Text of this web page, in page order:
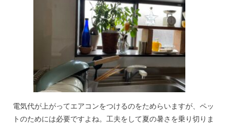
電気代が上がってエアコンをつけるのをためらいますが、ペッ
トのためには必要ですよね。工夫をして夏の暑さを乗り切りま